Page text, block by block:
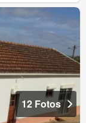
12 Fotos